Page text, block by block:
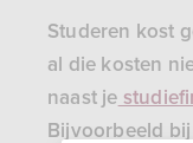
Studeren kost
al die kosten
naast je
Bijvoorbeeld